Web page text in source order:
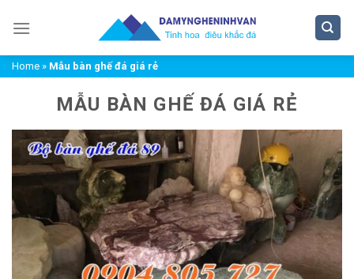
đến
dungHome » Mẫu bàn ghế đá giá rẻ
MẪU BÀN GHẾ ĐÁ GIÁ RẺ